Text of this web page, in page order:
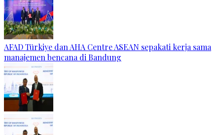
AFAD Türkiye dan AHA Centre ASEAN sepakati kerja sama
manajemen bencana di Bandung